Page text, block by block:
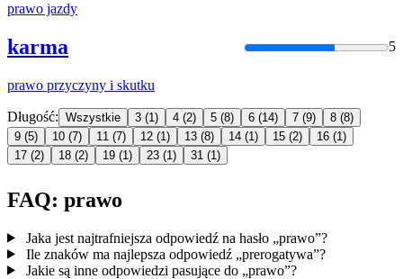
prawo jazdy
karma 5
prawo przyczyny i skutku
Długość: Wszystkie 3 (1) 4 (2) 5 (8) 6 (14) 7 (9) 8 (8)
9 (5) 10 (7) 11 (7) 12 (1) 13 (8) 14 (1) 15 (2) 16 (1)
17 (2) 18 (2) 19 (1) 23 (1) 31 (1)
FAQ: prawo
Jaka jest najtrafniejsza odpowiedź na hasło „prawo”?
Ile znaków ma najlepsza odpowiedź „prerogatywa”?
Jakie są inne odpowiedzi pasujące do „prawo”?